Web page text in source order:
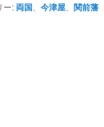
ー:両国 今津屋 関前藩